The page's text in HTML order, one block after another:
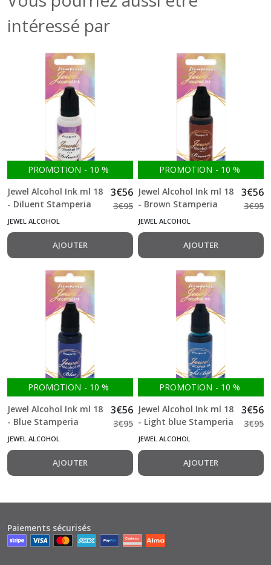
intéressé par
PROMOTION - 10 %
Jewel Alcohol Ink ml 18
- Diluent Stamperia
3€56
3€95
JEWEL ALCOHOL
AJOUTER
PROMOTION - 10 %
Jewel Alcohol Ink ml 18
- Brown Stamperia
3€56
3€95
JEWEL ALCOHOL
AJOUTER
PROMOTION - 10 %
Jewel Alcohol Ink ml 18
- Blue Stamperia
3€56
3€95
JEWEL ALCOHOL
AJOUTER
PROMOTION - 10 %
Jewel Alcohol Ink ml 18
- Light blue Stamperia
3€56
3€95
JEWEL ALCOHOL
AJOUTER
Paiements sécurisés